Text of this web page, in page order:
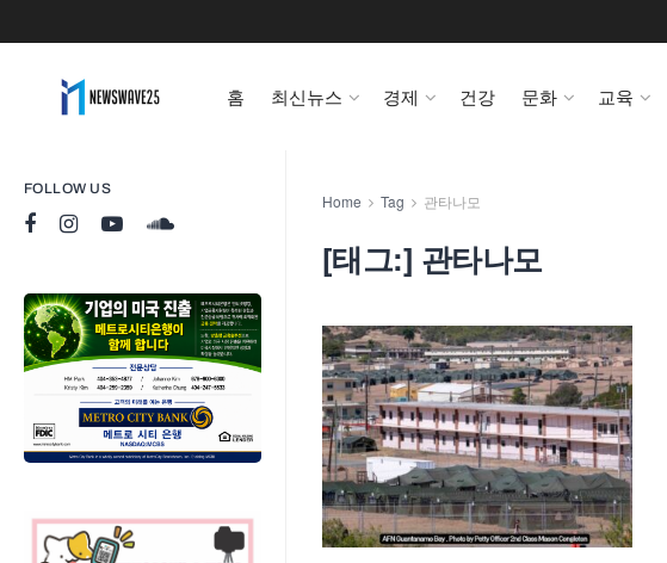
FOLLOW US
홈 최신뉴스 경제 건강 문화 교육
Home Tag 관타나모
[태그:] 관타나모